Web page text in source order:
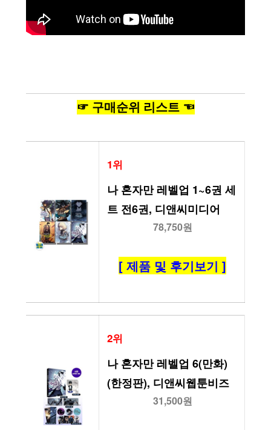
☞ 구매순위 리스트 ☜
1위
나 혼자만 레벨업 1~6권 세
트 전6권, 디앤씨미디어
78,750원
[ 제품 및 후기보기 ]
2위
나 혼자만 레벨업 6(만화)
(한정판), 디앤씨웹툰비즈
31,500원